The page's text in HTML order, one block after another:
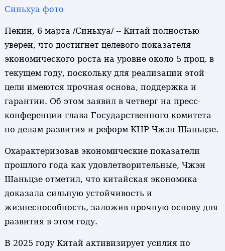
Синьхуа фото
Пекин, 6 марта /Синьхуа/ -- Китай полностью
уверен, что достигнет целевого показателя
экономического роста на уровне около 5 проц. в
текущем году, поскольку для реализации этой
цели имеются прочная основа, поддержка и
гарантии. Об этом заявил в четверг на пресс-
конференции глава Государственного комитета
по делам развития и реформ КНР Чжэн Шаньцзе.
Охарактеризовав экономические показатели
прошлого года как удовлетворительные, Чжэн
Шаньцзе отметил, что китайская экономика
доказала сильную устойчивость и
жизнеспособность, заложив прочную основу для
развития в этом году.
В 2025 году Китай активизирует усилия по